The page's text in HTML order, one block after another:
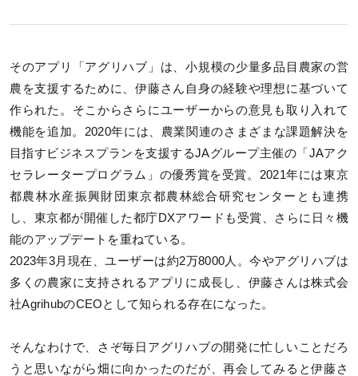
そのアプリ「アグリハブ」は、小規模の少量多品目農家の営
農を支援するために、伊藤さん自身の経験や理想に基づいて
作られた。そこからさらにユーザーからの意見も取り入れて
機能を追加。2020年には、農業関連のさまざまな課題解決を
目指すビジネスプランを支援するJAグループ主催の「JAアク
セラレータープログラム」の優秀賞を受賞。2021年には東京
都農林水産振興財団東京都農林総合研究センターとも連携
し、東京都が開催した都庁DXアワードも受賞、さらに日々機
能のアップデートを重ねている。
2023年3月現在、ユーザーは約2万8000人。今やアグリハブは
多くの農家に支持されるアプリに成長し、伊藤さんは株式会
社AgrihubのCEOとして知られる存在になった。
そんなわけで、さぞ毎日アグリハブの開発に忙しいことだろ
うと思いながら畑に向かったのだが、再会してみると伊藤さ